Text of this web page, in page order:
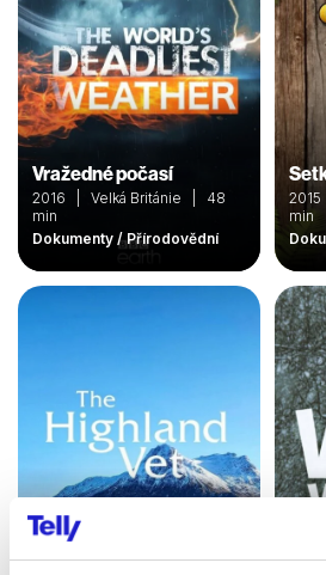
Vražedné počasí
2016 | Velká Británie | 48
min
Dokumenty / Přírodovědní
min